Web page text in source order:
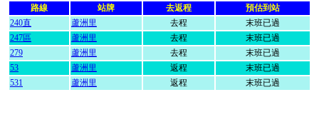
路線 站牌 去返程
預估到站
240直
蘆洲里 去程
末班已過
247區
蘆洲里 去程
末班已過
279
蘆洲里 去程
末班已過
53
蘆洲里 返程
末班已過
531
蘆洲里 返程 末班已過